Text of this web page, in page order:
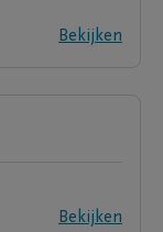
Bekijken
Bekijken